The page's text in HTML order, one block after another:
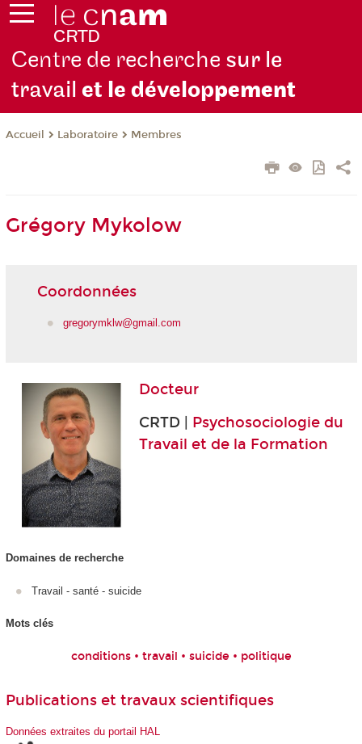
Centre de recherche sur le
travailet le développement
Accueil Laboratoire Membres
Grégory Mykolow
Coordonnées
gregorymklw@gmail.com
Docteur
CRTD | Psychosociologie du
Travail et de la Formation
Domaines de recherche
Travail - santé - suicide
Mots clés
conditions • travail • suicide • politique
Publications et travaux scientifiques
Données extraites du portail HAL